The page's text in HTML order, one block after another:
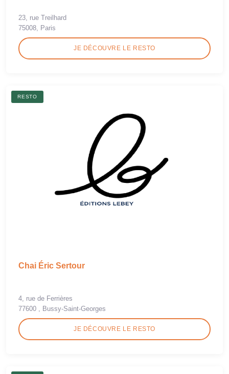
23, rue Treilhard
75008, Paris
JE DÉCOUVRE LE RESTO
RESTO
Chai Éric Sertour
4, rue de Ferrières
77600 , Bussy-Saint-Georges
JE DÉCOUVRE LE RESTO